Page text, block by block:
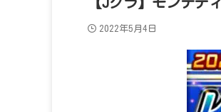
2022年5月4日